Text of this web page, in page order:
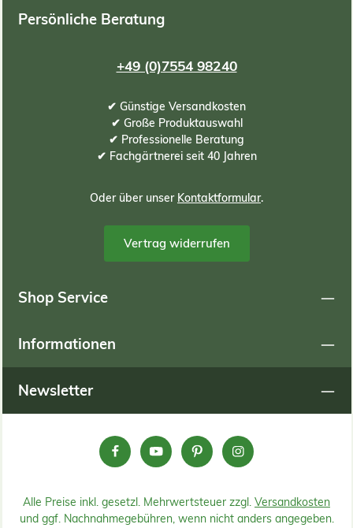
Persönliche Beratung
+49 (0)7554 98240
✔ Günstige Versandkosten
✔ Große Produktauswahl
✔ Professionelle Beratung
✔ Fachgärtnerei seit 40 Jahren
Oder über unser Kontaktformular.
Vertrag widerrufen
Shop Service
Informationen
Newsletter
Alle Preise inkl. gesetzl. Mehrwertsteuer zzgl. Versandkosten
und ggf. Nachnahmegebühren, wenn nicht anders angegeben.